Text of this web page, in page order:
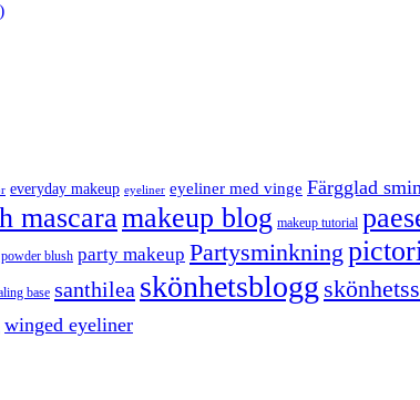
everyday makeup eyeliner eyeliner med vinge Färgglad
mascaramakeup blog makeup tutorial
powder blush party makeup Partysminkning
base santhilea skönhetsblogg
winged eyeliner